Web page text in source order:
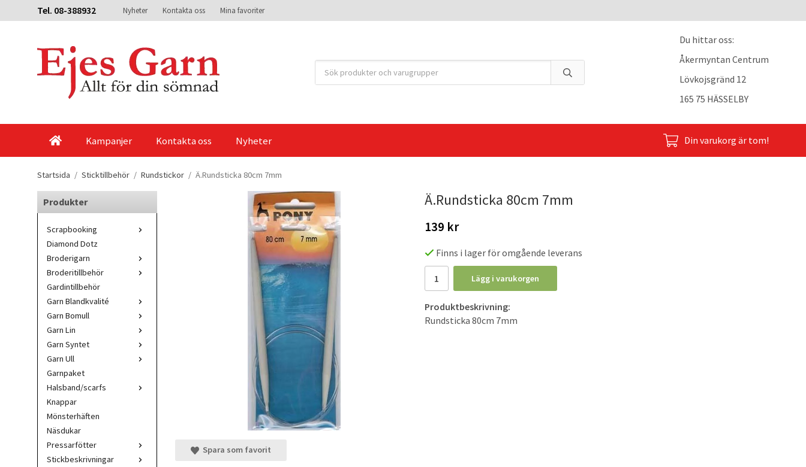
Tel. 08-388932 Nyheter Kontakta oss Mina favoriter
Du hittar oss:
Åkermyntan Centrum
Lövkojsgränd 12
165 75 HÄSSELBY
Kampanjer Kontakta oss Nyheter Din varukorg är tom!
Startsida / Sticktillbehör / Rundstickor / Ä.Rundsticka 80cm 7mm
Produkter
Scrapbooking
Diamond Dotz
Broderigarn
Broderitillbehör
Gardintillbehör
Garn Blandkvalité
Garn Bomull
Garn Lin
Garn Syntet
Garn Ull
Garnpaket
Halsband/scarfs
Knappar
Mönsterhäften
Näsdukar
Pressarfötter
Stickbeskrivningar
Ä.Rundsticka 80cm 7mm
139 kr
Finns i lager för omgående leverans
Lägg i varukorgen
Produktbeskrivning:
Rundsticka 80cm 7mm
Spara som favorit